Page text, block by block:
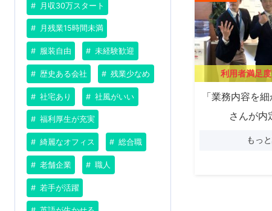
月収30万スタート
月残業15時間未満
服装自由 未経験歓迎
歴史ある会社 残業少なめ
社宅あり 社風がいい
福利厚生が充実
綺麗なオフィス 総合職
老舗企業 職人
若手が活躍
利用者満足度
「業務内容を
さんが内
もっ